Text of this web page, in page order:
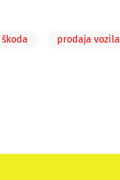
škoda prodaja vozila